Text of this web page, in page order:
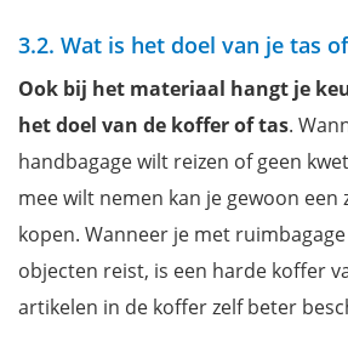
3.2. Wat is het doel van je tas
Ook bij het materiaal hangt je
het doel van de koffer of tas.
handbagage wilt reizen of geen
mee wilt nemen kan je gewoon een
kopen. Wanneer je met
objecten reist, is een harde koffer
artikelen in de koffer zelf beter